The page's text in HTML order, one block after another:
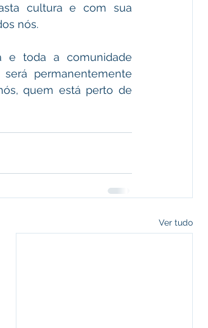
cultura e com sua
nós.
e toda a comunidade
permanentemente
quem está perto de
Ver tudo